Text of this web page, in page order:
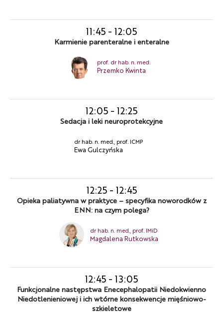
11:45 - 12:05
Karmienie parenteralne i enteralne
prof. dr hab. n. med.
Przemko Kwinta
12:05 - 12:25
Sedacja i leki neuroprotekcyjne
dr hab. n. med., prof. ICMP
Ewa Gulczyńska
12:25- 12:45
Opieka paliatywna w praktyce – specyfika noworodków z
ENN: na czym polega?
dr hab. n. med., prof. IMiD
Magdalena Rutkowska
12:45 - 13:05
Funkcjonalne następstwa Enecephalopatii Niedokwienno
Niedotlenieniowej i ich wtórne konsekwencje mięśniowo-
szkieletowe